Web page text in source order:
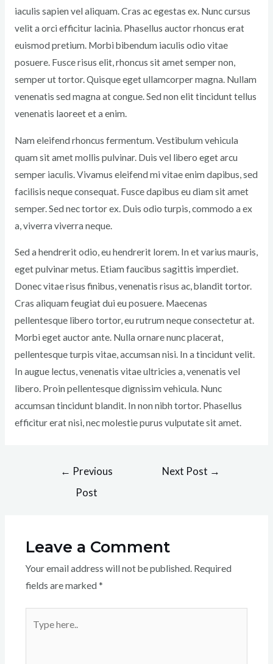
iaculis sapien vel aliquam. Cras ac egestas ex. Nunc cursus
velit a orci efficitur lacinia. Phasellus auctor rhoncus erat
euismod pretium. Morbi bibendum iaculis odio vitae
posuere. Fusce risus elit, rhoncus sit amet semper non,
semper ut tortor. Quisque eget ullamcorper magna. Nullam
venenatis sed magna at congue. Sed non elit tincidunt tellus
venenatis laoreet et a enim.
Nam eleifend rhoncus fermentum. Vestibulum vehicula
quam sit amet mollis pulvinar. Duis vel libero eget arcu
semper iaculis. Vivamus eleifend mi vitae enim dapibus, sed
facilisis neque consequat. Fusce dapibus eu diam sit amet
semper. Sed nec tortor ex. Duis odio turpis, commodo a ex
a, viverra viverra neque.
Sed a hendrerit odio, eu hendrerit lorem. In et varius mauris,
eget pulvinar metus. Etiam faucibus sagittis imperdiet.
Donec vitae risus finibus, venenatis risus ac, blandit tortor.
Cras aliquam feugiat dui eu posuere. Maecenas
pellentesque libero tortor, eu rutrum neque consectetur at.
Morbi eget auctor ante. Nulla ornare nunc placerat,
pellentesque turpis vitae, accumsan nisi. In a tincidunt velit.
In augue lectus, venenatis vitae ultricies a, venenatis vel
libero. Proin pellentesque dignissim vehicula. Nunc
accumsan tincidunt blandit. In non nibh tortor. Phasellus
efficitur erat nisi, nec molestie purus vulputate sit amet.
← Previous
Post
Next Post →
Leave a Comment
Your email address will not be published. Required
fields are marked *
here..